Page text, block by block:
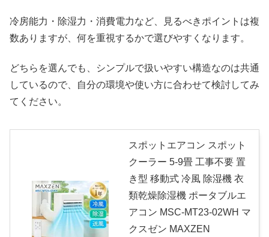
冷房能力・除湿力・消費電力など、見るべきポイントは複
数ありますが、何を重視するかで選びやすくなります。
どちらを選んでも、シンプルで扱いやすい構造なのは共通
しているので、自分の環境や使い方に合わせて検討してみ
てください。
スポットエアコン スポット
クーラー 5-9畳 工事不要 置
き型 移動式 冷風 除湿機 衣
類乾燥除湿機 ポータブルエ
アコン MSC-MT23-02WH マ
クスゼン MAXZEN